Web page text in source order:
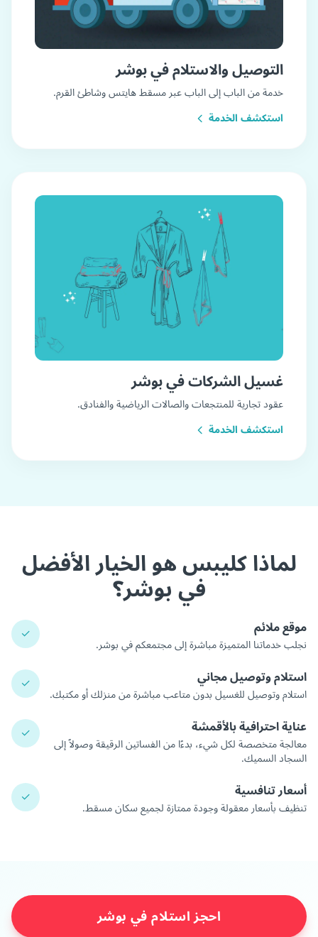
التوصيل والاستلام في بوشر
خدمة من الباب إلى الباب عبر مسقط هايتس وشاطئ القرم.
استكشف الخدمة
غسيل الشركات في بوشر
عقود تجارية للمنتجعات والصالات الرياضية والفنادق.
استكشف الخدمة
لماذا كليبس هو الخيار الأفضل
في بوشر؟
✓ موقع ملائم
نجلب خدماتنا المتميزة مباشرة إلى مجتمعكم في بوشر.
✓ استلام وتوصيل مجاني
استلام وتوصيل للغسيل بدون متاعب مباشرة من منزلك أو مكتبك.
✓ عناية احترافية بالأقمشة
معالجة متخصصة لكل شيء، بدءًا من الفساتين الرقيقة وصولاً إلى
السجاد السميك.
✓ أسعار تنافسية
تنظيف بأسعار معقولة وجودة ممتازة لجميع سكان مسقط.
احجز استلام في بوشر